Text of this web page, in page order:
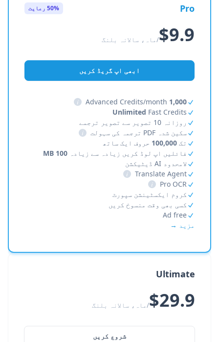
Pro 50% رعایت
$9.9/ماہ، سالانہ بلنگ
ابھی اپ گریڈ کریں
1,000
i
Unlimited Fast Credits
روزانہ 10 تصویر سے تصویر ترجمے
سکین شدہ PDF ترجمہ کی سہولت
i
تک 100,000 حروف ایک ساتھ
فائلیں اپ لوڈ کریں زیادہ سے زیادہ 100 MB
لامحدود AI ڈیٹیکشن
Translate Agent
i
Pro OCR
i
کروم ایکسٹینشن سپورٹ
کسی بھی وقت منسوخ کریں
Ad free
مزید →
Ultimate
$29.9/ماہ، سالانہ بلنگ
شروع کریں